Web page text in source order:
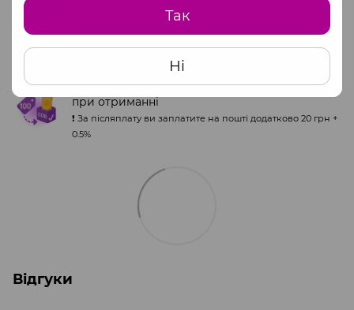
Так
Ні
Повна оплата за офіційними реквізитами
Часткова передплата (100 грн) + післяплата
при отриманні
❗️ За післяплату ви заплатите на пошті додатково 20 грн +
0.5%
Відгуки